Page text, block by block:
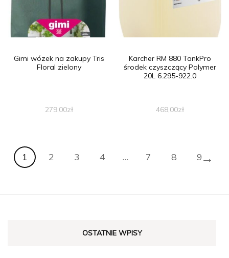
Gimi wózek na zakupy Tris
Floral zielony
279,00zł
Karcher RM 880 TankPro
środek czyszczący Polymer
20L 6.295-922.0
468,00zł
1 2 3 4 … 7 8 9→
OSTATNIE WPISY